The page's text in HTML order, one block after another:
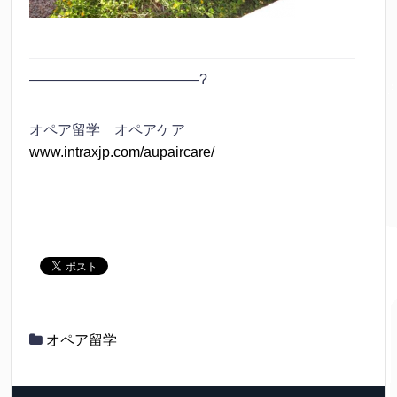
———————————————————————
————————————?
オペア留学 オペアケア
www.intraxjp.com/aupaircare/
オペア留学